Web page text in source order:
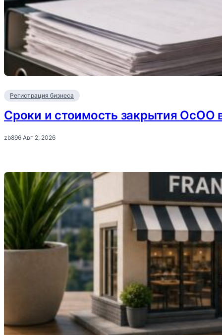
Регистрация бизнеса
Сроки и стоимость закрытия ОсОО
zb896·Авг 2, 2026